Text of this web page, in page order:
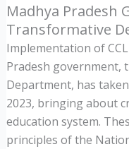
Madhya Pradesh
Transformative
Implementation of
Pradesh government,
Department, has
2023, bringing about
education system.
principles of the